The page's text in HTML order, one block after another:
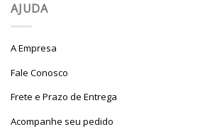
AJUDA
A Empresa
Fale Conosco
Frete e Prazo de Entrega
Acompanhe seu pedido